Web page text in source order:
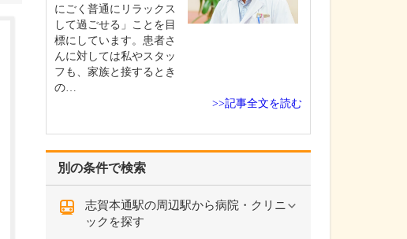
別の条件で検索
志賀本通駅の周辺駅から病院・クリニ
ックを探す
にごく普通にリラックス
して過ごせる」ことを目
標にしています。患者さ
んに対しては私やスタッ
フも、家族と接するとき
の…
>>記事全文を読む